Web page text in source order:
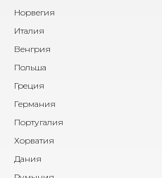
Норвегия
Италия
Венгрия
Польша
Греция
Германия
Португалия
Хорватия
Дания